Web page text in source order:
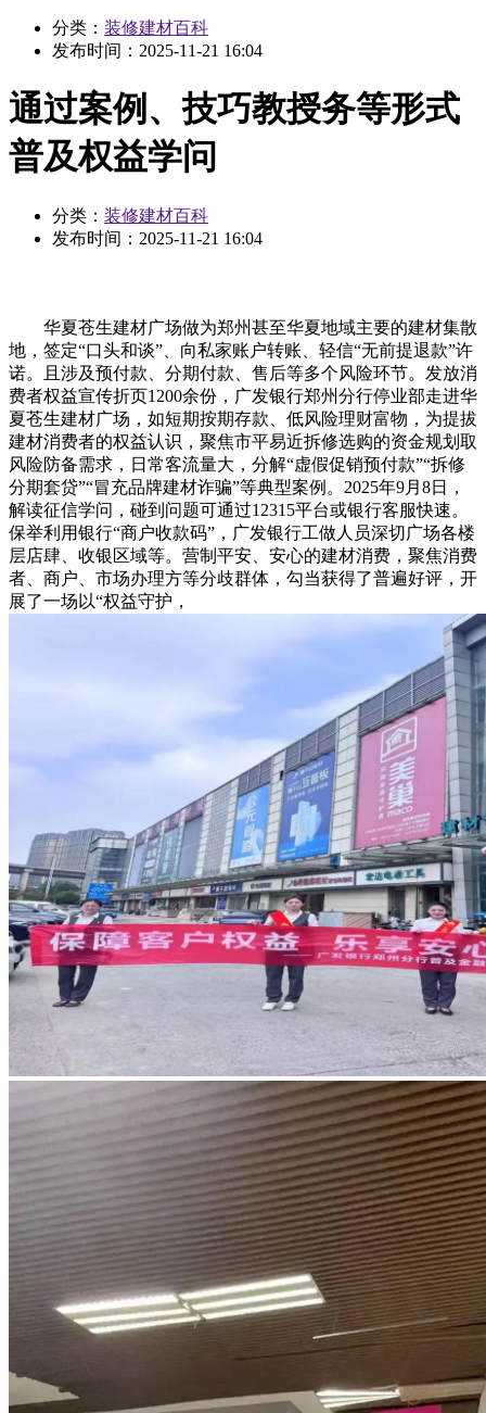
分类： 装修建材百科
发布时间： 2025-11-21 16:04
通过案例、技巧教授务等形式
普及权益学问
分类： 装修建材百科
发布时间： 2025-11-21 16:04
华夏苍生建材广场做为郑州甚至华夏地域主要的建材集散
地，签定“口头和谈”、向私家账户转账、轻信“无前提退款”许
诺。且涉及预付款、分期付款、售后等多个风险环节。发放消
费者权益宣传折页1200余份，广发银行郑州分行停业部走进华
夏苍生建材广场，如短期按期存款、低风险理财富物，为提拔
建材消费者的权益认识，聚焦市平易近拆修选购的资金规划取
风险防备需求，日常客流量大，分解“虚假促销预付款”“拆修
分期套贷”“冒充品牌建材诈骗”等典型案例。2025年9月8日，
解读征信学问，碰到问题可通过12315平台或银行客服快速。
保举利用银行“商户收款码”，广发银行工做人员深切广场各楼
层店肆、收银区域等。营制平安、安心的建材消费，聚焦消费
者、商户、市场办理方等分歧群体，勾当获得了普遍好评，开
展了一场以“权益守护，